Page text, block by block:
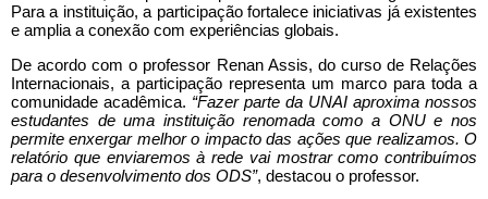
Para a instituição, a participação fortalece iniciativas já existentes
e amplia a conexão com experiências globais.
De acordo com o professor Renan Assis, do curso de Relações
Internacionais, a participação representa um marco para toda a
comunidade acadêmica. “Fazer parte da UNAI aproxima nossos
estudantes de uma instituição renomada como a ONU e nos
permite enxergar melhor o impacto das ações que realizamos. O
relatório que enviaremos à rede vai mostrar como contribuímos
para o desenvolvimento dos ODS”, destacou o professor.